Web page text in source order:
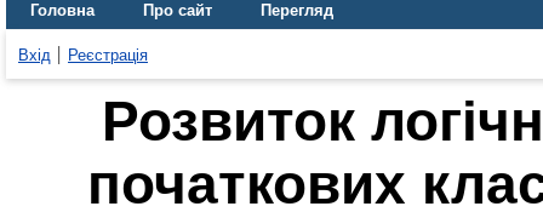
Головна Про сайт Перегляд
Вхід Реєстрація
Розвиток
початкових